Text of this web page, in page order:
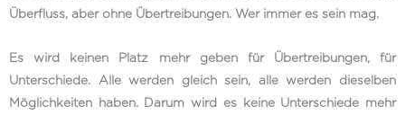
Überfluss, aber ohne Übertreibungen. Wer immer es sein mag.
Es wird keinen Platz mehr geben für Übertreibungen, für
Unterschiede. Alle werden gleich sein, alle werden dieselben
Möglichkeiten haben. Darum wird es keine Unterschiede mehr